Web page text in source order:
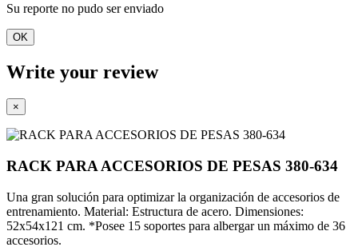
Su reporte no pudo ser enviado
OK
Write your review
×
RACK PARA ACCESORIOS DE PESAS 380-634
Una gran solución para optimizar la organización de accesorios de
entrenamiento. Material: Estructura de acero. Dimensiones:
52x54x121 cm. *Posee 15 soportes para albergar un máximo de 36
accesorios.